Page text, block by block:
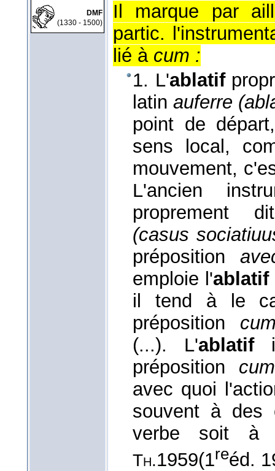
DMF
(1330 - 1500)
Il marque par
partic.
lié à cum :
1. L'ablatif
latin auferre
point de
sens local,
mouvement,
L'ancien
proprement
(casus
préposition
emploie l'ablatif
il tend à le
préposition
(...). L'ablatif
préposition
avec quoi
souvent à des
verbe soit
Th.1959(1reéd.